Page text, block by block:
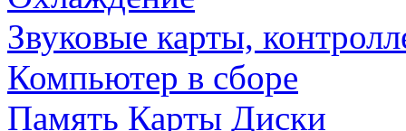
Звуковые карты,
Компьютер в сборе
Память Карты Диски